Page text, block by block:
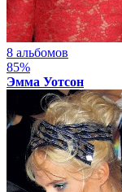
8 альбомов
85%
Эмма Уотсон